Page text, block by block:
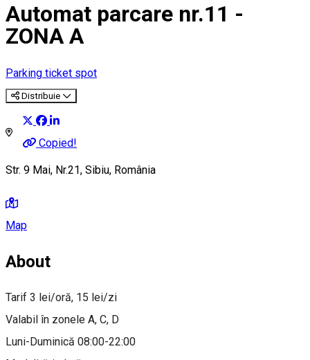
Automat parcare nr.11 -
ZONA A
Parking ticket spot
Distribuie
Copied!
Str. 9 Mai, Nr.21, Sibiu, România
Map
About
Tarif 3 lei/oră, 15 lei/zi
Valabil în zonele A, C, D
Luni-Duminică 08:00-22:00